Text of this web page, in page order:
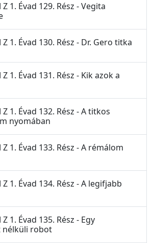
1. Évad 129. Rész - Vegita
1. Évad 130. Rész - Dr. Gero titka
1. Évad 131. Rész - Kik azok a
1. Évad 132. Rész - A titkos
nyomában
1. Évad 133. Rész - A rémálom
1. Évad 134. Rész - A legifjabb
1. Évad 135. Rész - Egy
nélküli robot